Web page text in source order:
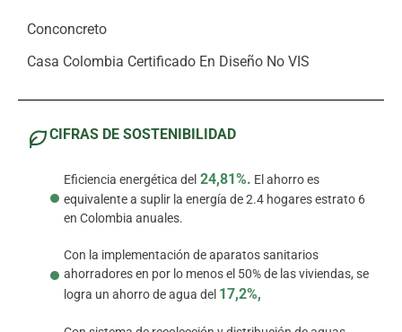
Conconcreto
Casa Colombia Certificado En Diseño No VIS
CIFRAS DE SOSTENIBILIDAD
Eficiencia energética del24,81%. El ahorro es
equivalente a suplir la energía de 2.4 hogares estrato 6
en Colombia anuales.
Con la implementación de aparatos sanitarios
ahorradores en por lo menos el 50% de las viviendas, se
logra un ahorro de agua del 17,2%,